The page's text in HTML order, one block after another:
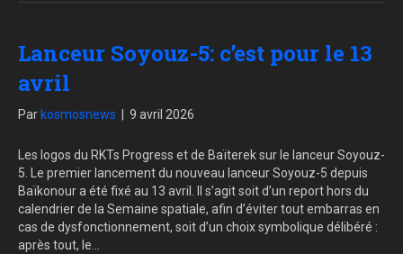
Lanceur Soyouz-5: c’est pour le 13
avril
Par kosmosnews 9 avril 2026
Les logos du RKTs Progress et de Baïterek sur le lanceur Soyouz-
5. Le premier lancement du nouveau lanceur Soyouz-5 depuis
Baïkonour a été fixé au 13 avril. Il s’agit soit d’un report hors du
calendrier de la Semaine spatiale, afin d’éviter tout embarras en
cas de dysfonctionnement, soit d’un choix symbolique délibéré :
après tout, le…